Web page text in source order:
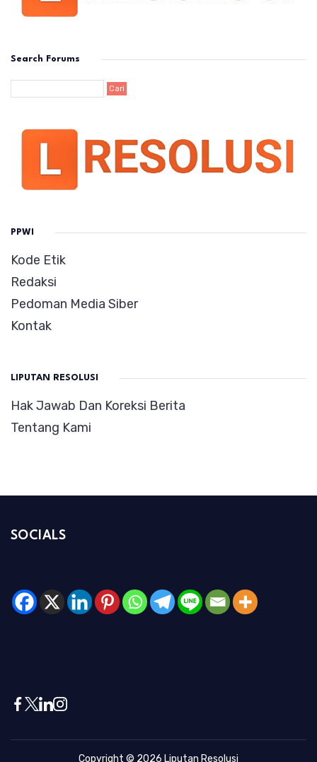
Search Forums
PPWI
Kode Etik
Redaksi
Pedoman Media Siber
Kontak
LIPUTAN RESOLUSI
Hak Jawab Dan Koreksi Berita
Tentang Kami
SOCIALS
Copyright © 2026 Liputan Resolusi